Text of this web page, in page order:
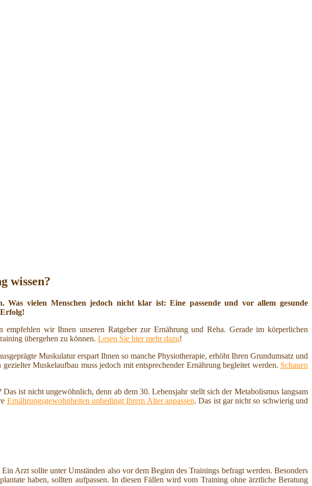
wissen?
vielen Menschen jedoch nicht klar ist: Eine passende und vor allem gesunde
empfehlen wir Ihnen unseren Ratgeber zur Ernährung und Reha. Gerade im körperlichen
übergehen zu können. Lesen Sie hier mehr dazu!
Muskulatur erspart Ihnen so manche Physiotherapie, erhöht Ihren Grundumsatz und
Muskelaufbau muss jedoch mit entsprechender Ernährung begleitet werden. Schauen
ist nicht ungewöhnlich, denn ab dem 30. Lebensjahr stellt sich der Metabolismus langsam
Ernährungsgewohnheiten unbedingt Ihrem Alter anpassen. Das ist gar nicht so schwierig und
Arzt sollte unter Umständen also vor dem Beginn des Trainings befragt werden. Besonders
haben, sollten aufpassen. In diesen Fällen wird vom Training ohne ärztliche Beratung